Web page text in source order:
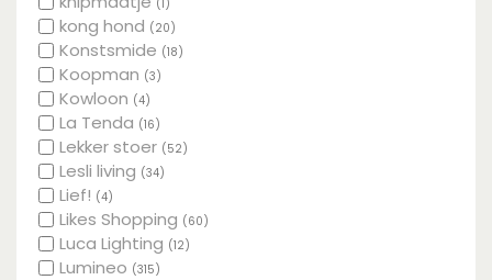
(1)
kong hond (20)
Konstsmide (18)
Koopman (3)
Kowloon (4)
La Tenda (16)
Lekker stoer (52)
Lesli living (34)
Lief! (4)
Likes Shopping (60)
Luca Lighting (12)
Lumineo (315)